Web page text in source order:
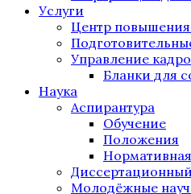
Услуги
Центр
Управление
Бланки для
Наука
Аспирантура
Обучение
Положения
Диссертационный
Молодёжные